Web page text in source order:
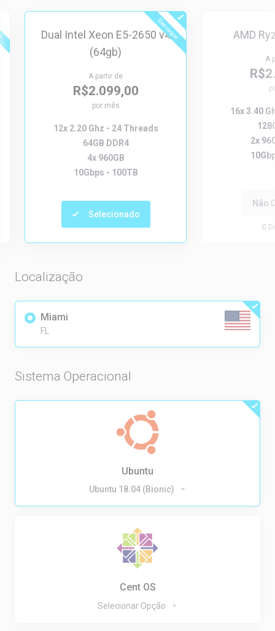
Destaque
Dual Intel Xeon E5-2650 v4
(64gb)
A partir de
R$2.099,00
por mês
12x 2.20 Ghz - 24 Threads
64GB DDR4
4x 960GB
10Gbps - 100TB
Selecionado
AMD
A
16x 3.40
2x
Não
0
Localização
Miami
FL
Sistema Operacional
Ubuntu
Ubuntu 18.04 (Bionic)
Cent OS
Selecionar Opção